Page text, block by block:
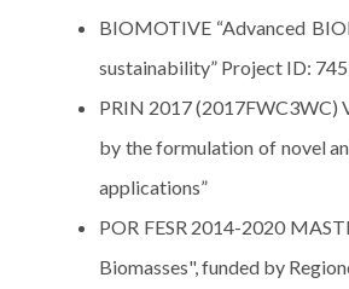
BIOMOTIVE “Advanced
sustainability” Project ID:
PRIN 2017 (2017FWC3WC)
by the formulation of novel
applications”
POR FESR 2014-2020
Biomasses", funded by